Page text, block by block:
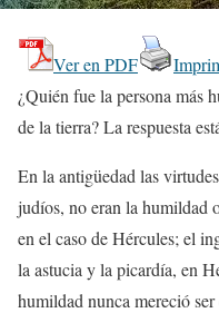
Ver en PDF
¿Quién fue la persona más
de la tierra? La respuesta
En la antigüedad las
judíos, no eran la humildad
en el caso de Hércules; el
la astucia y la picardía, en
humildad nunca mereció